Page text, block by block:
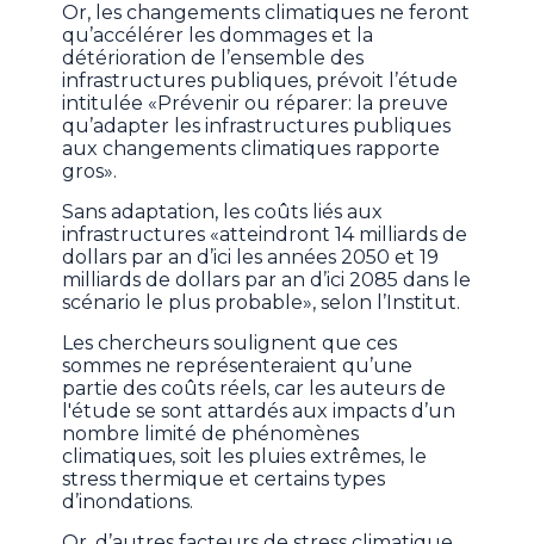
Or, les changements climatiques ne feront
qu’accélérer les dommages et la
détérioration de l’ensemble des
infrastructures publiques, prévoit l’étude
intitulée «Prévenir ou réparer: la preuve
qu’adapter les infrastructures publiques
aux changements climatiques rapporte
gros».
Sans adaptation, les coûts liés aux
infrastructures «atteindront 14 milliards de
dollars par an d’ici les années 2050 et 19
milliards de dollars par an d’ici 2085 dans le
scénario le plus probable», selon l’Institut.
Les chercheurs soulignent que ces
sommes ne représenteraient qu’une
partie des coûts réels, car les auteurs de
l'étude se sont attardés aux impacts d’un
nombre limité de phénomènes
climatiques, soit les pluies extrêmes, le
stress thermique et certains types
d’inondations.